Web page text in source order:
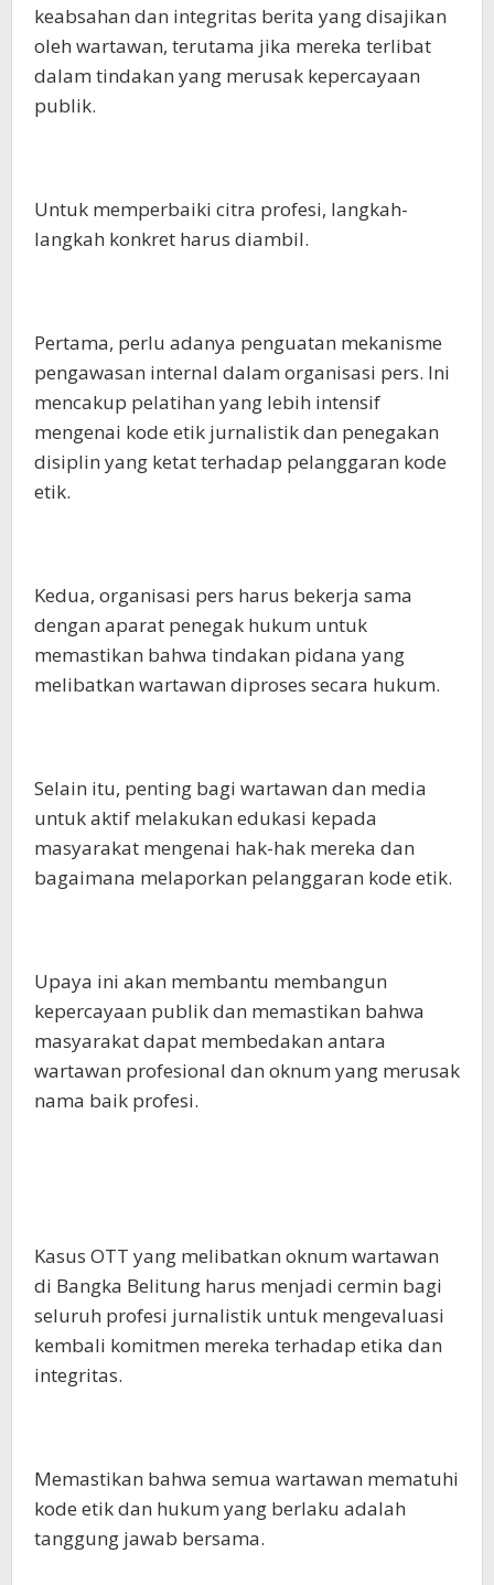
keabsahan dan integritas berita yang disajikan
oleh wartawan, terutama jika mereka terlibat
dalam tindakan yang merusak kepercayaan
publik.
Untuk memperbaiki citra profesi, langkah-
langkah konkret harus diambil.
Pertama, perlu adanya penguatan mekanisme
pengawasan internal dalam organisasi pers. Ini
mencakup pelatihan yang lebih intensif
mengenai kode etik jurnalistik dan penegakan
disiplin yang ketat terhadap pelanggaran kode
etik.
Kedua, organisasi pers harus bekerja sama
dengan aparat penegak hukum untuk
memastikan bahwa tindakan pidana yang
melibatkan wartawan diproses secara hukum.
Selain itu, penting bagi wartawan dan media
untuk aktif melakukan edukasi kepada
masyarakat mengenai hak-hak mereka dan
bagaimana melaporkan pelanggaran kode etik.
Upaya ini akan membantu membangun
kepercayaan publik dan memastikan bahwa
masyarakat dapat membedakan antara
wartawan profesional dan oknum yang merusak
nama baik profesi.
Kasus OTT yang melibatkan oknum wartawan
di Bangka Belitung harus menjadi cermin bagi
seluruh profesi jurnalistik untuk mengevaluasi
kembali komitmen mereka terhadap etika dan
integritas.
Memastikan bahwa semua wartawan mematuhi
kode etik dan hukum yang berlaku adalah
tanggung jawab bersama.